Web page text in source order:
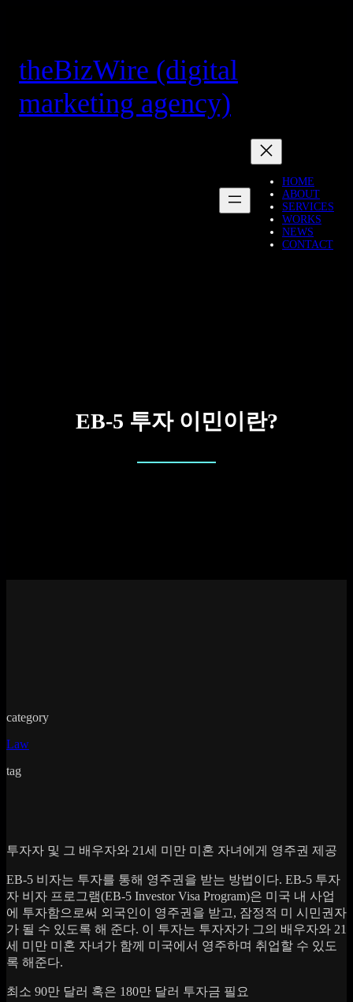
theBizWire (digital
marketing agency)
HOME
ABOUT
SERVICES
WORKS
NEWS
CONTACT
EB-5 투자 이민이란?
category
Law
tag
투자자 및 그 배우자와 21세 미만 미혼 자녀에게 영주권 제공
EB-5 비자는 투자를 통해 영주권을 받는 방법이다. EB-5 투자
자 비자 프로그램(EB-5 Investor Visa Program)은 미국 내 사업
에 투자함으로써 외국인이 영주권을 받고, 잠정적 미 시민권자
가 될 수 있도록 해 준다. 이 투자는 투자자가 그의 배우자와 21
세 미만 미혼 자녀가 함께 미국에서 영주하며 취업할 수 있도
록 해준다.
최소 90만 달러 혹은 180만 달러 투자금 필요